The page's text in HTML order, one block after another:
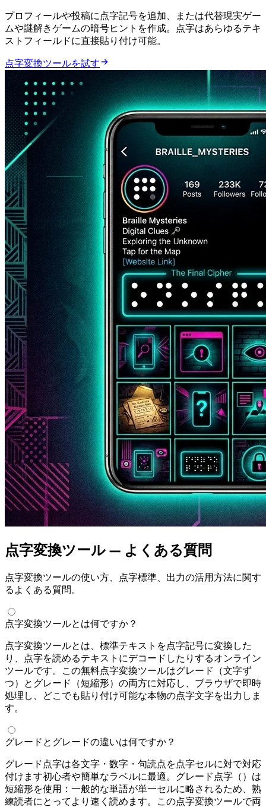
InstagramプロフィールやTwitter投稿に点字記号を追加、または代替現実ゲー
ムや謎解きゲームの暗号ヒントを作成。Unicode点字はあらゆるテキ
ストフィールドに直接貼り付け可能。
点字変換ツールを試す
点字変換ツール — よくある質問
点字変換ツールの使い方、点字標準、出力の活用方法に関す
るよくある質問。
点字変換ツールとは何ですか？
点字変換ツールとは、標準テキストを点字記号に変換した
り、点字を読めるテキストにデコードしたりするオンライン
ツールです。この無料点字変換ツールはグレード1（1文字ず
つ）とグレード2（UEB短縮形）の両方に対応し、ブラウザで即時
処理し、どこでも貼り付け可能な本物のUnicode点字文字を出力しま
す。
グレード1とグレード2の違いは何ですか？
グレード1点字は各文字・数字・句読点を点字セルに1対1で対応
付けます — 初心者や簡単なラベルに最適。グレード2点字（UEB）は
短縮形を使用：一般的な単語が単一セルに略されるため、熟
練読者にとってより速く読めます。この点字変換ツールで両